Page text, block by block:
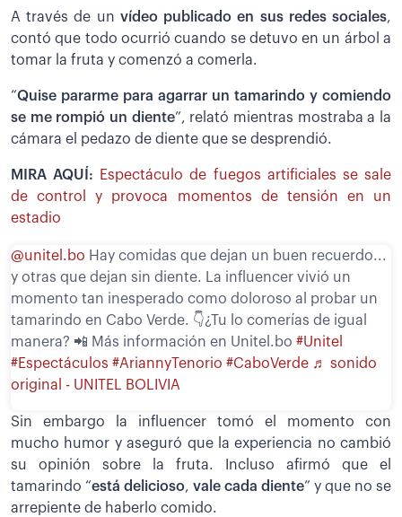
A través de un vídeo publicado en sus redes sociales,
contó que todo ocurrió cuando se detuvo en un árbol a
tomar la fruta y comenzó a comerla.
“Quise pararme para agarrar un tamarindo y comiendo
se me rompió un diente”, relató mientras mostraba a la
cámara el pedazo de diente que se desprendió.
MIRA AQUÍ:
Espectáculo de fuegos artificiales se sale
de control y provoca momentos de tensión en un
estadio
@unitel.bo Hay comidas que dejan un buen recuerdo...
y otras que dejan sin diente. La influencer vivió un
momento tan inesperado como doloroso al probar un
tamarindo en Cabo Verde. 👇¿Tu lo comerías de igual
manera? 📲 Más información en Unitel.bo #Unitel
#Espectáculos #AriannyTenorio #CaboVerde ♬ sonido
original - UNITEL BOLIVIA
Sin embargo la influencer tomó el momento con
mucho humor y aseguró que la experiencia no cambió
su opinión sobre la fruta. Incluso afirmó que el
tamarindo “está delicioso, vale cada diente” y que no se
arrepiente de haberlo comido.